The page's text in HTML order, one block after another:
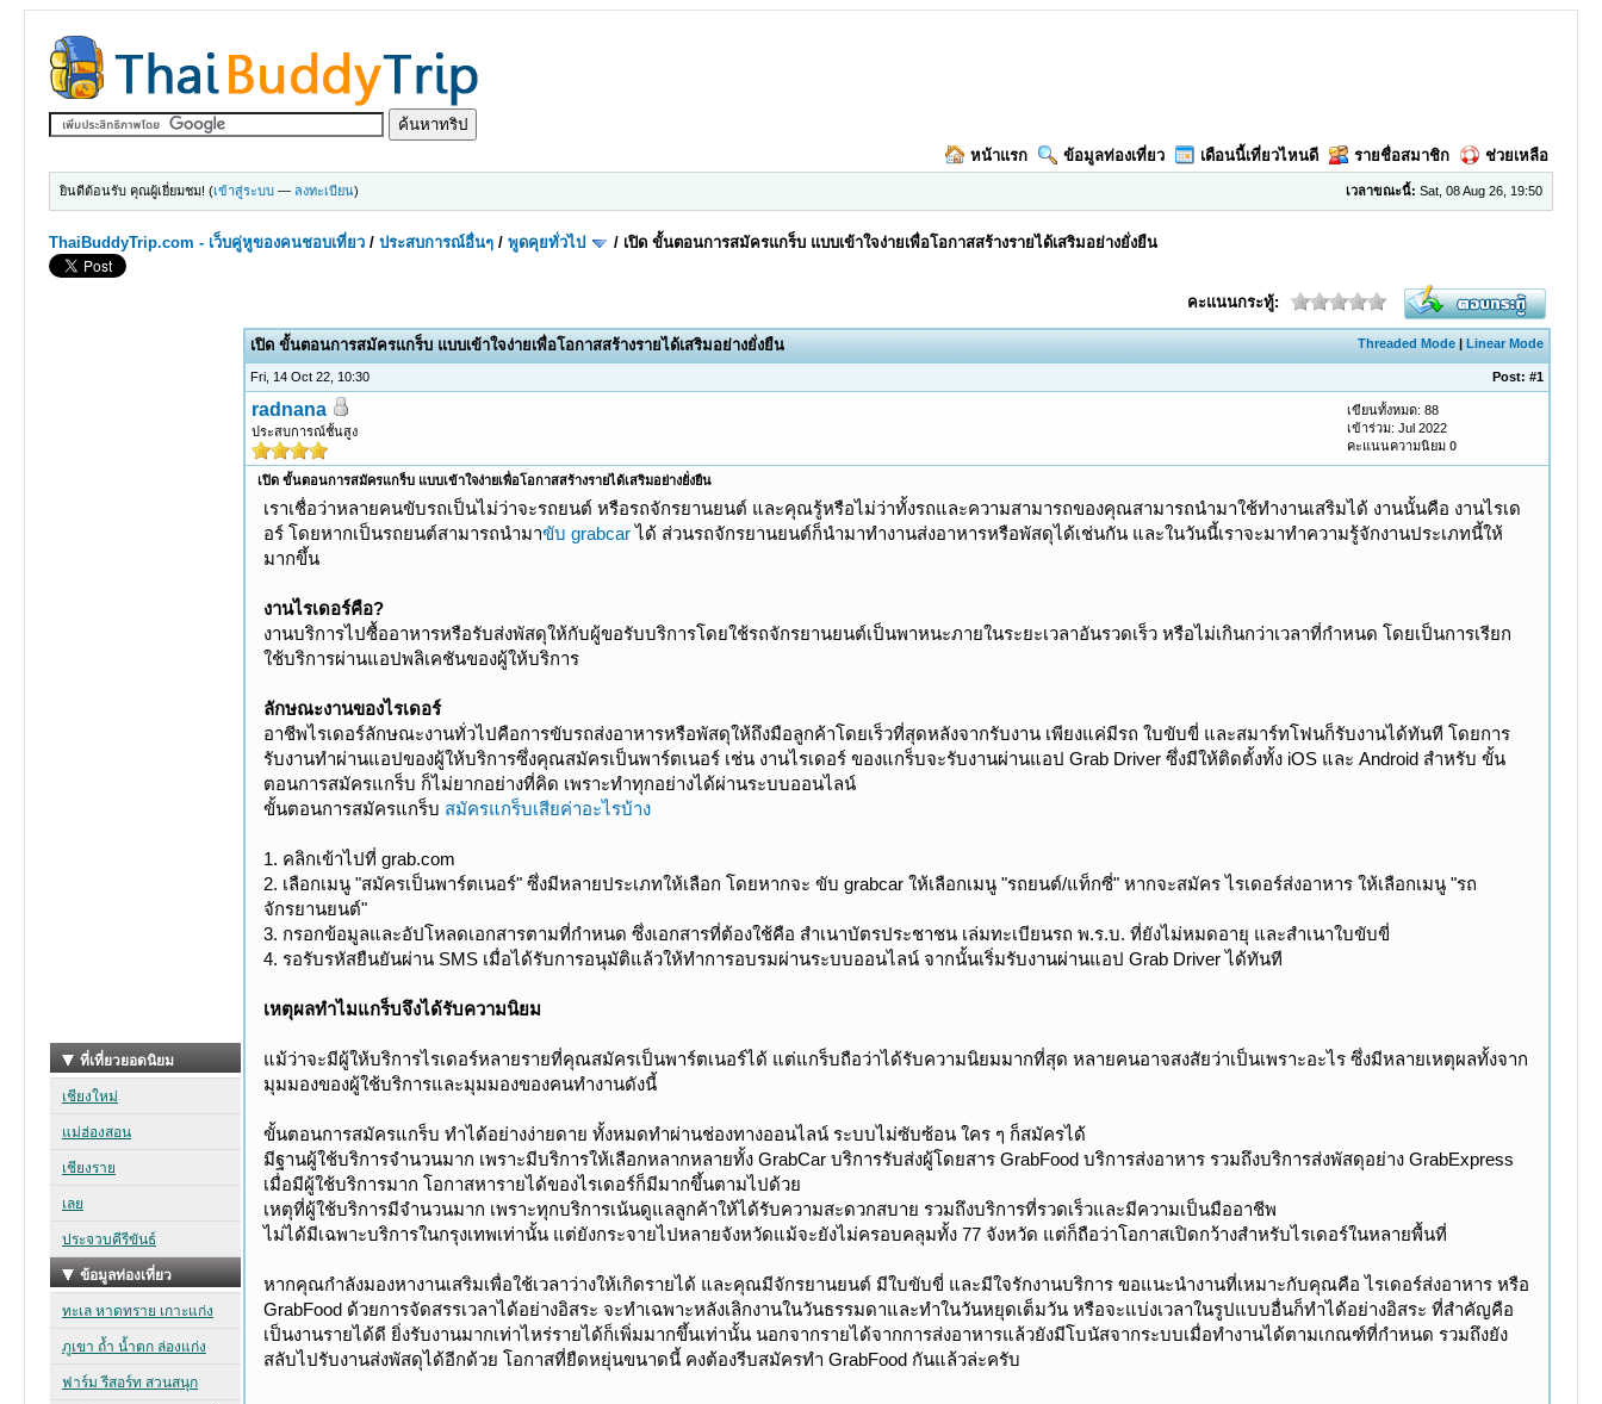
หน้าแรก ข้อมูลท่องเที่ยว เดือนนี้เที่ยวไหนดี รายชื่อสมาชิก ช่วยเหลือ
เวลาขณะนี้: Sat, 08 Aug 26, 19:50
ยินดีต้อนรับ คุณผู้เยี่ยมชม! (เข้าสู่ระบบ — ลงทะเบียน)
ThaiBuddyTrip.com - เว็บคู่หูของคนชอบเที่ยว /ประสบการณ์อื่นๆ /พูดคุยทั่วไป / เปิด ขั้นตอนการสมัครแกร็บ แบบเข้าใจง่ายเพื่อโอกาสสร้างรายได้เสริมอย่างยั่งยืน
คะแนนกระทู้:
Threaded Mode |Linear Mode
เปิด ขั้นตอนการสมัครแกร็บ แบบเข้าใจง่ายเพื่อโอกาสสร้างรายได้เสริมอย่างยั่งยืน
Fri, 14 Oct 22, 10:30 Post:#1
radnana
ประสบการณ์ชั้นสูง
เขียนทั้งหมด: 88
เข้าร่วม: Jul 2022
คะแนนความนิยม0
เปิด ขั้นตอนการสมัครแกร็บ แบบเข้าใจง่ายเพื่อโอกาสสร้างรายได้เสริมอย่างยั่งยืน
เราเชื่อว่าหลายคนขับรถเป็นไม่ว่าจะรถยนต์ หรือรถจักรยานยนต์ และคุณรู้หรือไม่ว่าทั้งรถและความสามารถของคุณสามารถนำมาใช้ทำงานเสริมได้ งานนั้นคือ งานไรเด
อร์ โดยหากเป็นรถยนต์สามารถนำมาขับ grabcarได้ ส่วนรถจักรยานยนต์ก็นำมาทำงานส่งอาหารหรือพัสดุได้เช่นกัน และในวันนี้เราจะมาทำความรู้จักงานประเภทนี้ให้
มากขึ้น
งานไรเดอร์คือ?
งานบริการไปซื้ออาหารหรือรับส่งพัสดุให้กับผู้ขอรับบริการโดยใช้รถจักรยานยนต์เป็นพาหนะภายในระยะเวลาอันรวดเร็ว หรือไม่เกินกว่าเวลาที่กำหนด โดยเป็นการเรียก
ใช้บริการผ่านแอปพลิเคชันของผู้ให้บริการ
ลักษณะงานของไรเดอร์
อาชีพไรเดอร์ลักษณะงานทั่วไปคือการขับรถส่งอาหารหรือพัสดุให้ถึงมือลูกค้าโดยเร็วที่สุดหลังจากรับงาน เพียงแค่มีรถ ใบขับขี่ และสมาร์ทโฟนก็รับงานได้ทันที โดยการ
รับงานทำผ่านแอปของผู้ให้บริการซึ่งคุณสมัครเป็นพาร์ตเนอร์ เช่น งานไรเดอร์ ของแกร็บจะรับงานผ่านแอป Grab Driver ซึ่งมีให้ติดตั้งทั้ง iOS และ Android สำหรับ ขั้น
ตอนการสมัครแกร็บ ก็ไม่ยากอย่างที่คิด เพราะทำทุกอย่างได้ผ่านระบบออนไลน์
ขั้นตอนการสมัครแกร็บ สมัครแกร็บเสียค่าอะไรบ้าง
1. คลิกเข้าไปที่ grab.com
2. เลือกเมนู "สมัครเป็นพาร์ตเนอร์" ซึ่งมีหลายประเภทให้เลือก โดยหากจะ ขับ grabcar ให้เลือกเมนู "รถยนต์/แท็กซี่" หากจะสมัคร ไรเดอร์ส่งอาหาร ให้เลือกเมนู "รถ
จักรยานยนต์"
3. กรอกข้อมูลและอัปโหลดเอกสารตามที่กำหนด ซึ่งเอกสารที่ต้องใช้คือ สำเนาบัตรประชาชน เล่มทะเบียนรถ พ.ร.บ. ที่ยังไม่หมดอายุ และสำเนาใบขับขี่
4. รอรับรหัสยืนยันผ่าน SMS เมื่อได้รับการอนุมัติแล้วให้ทำการอบรมผ่านระบบออนไลน์ จากนั้นเริ่มรับงานผ่านแอป Grab Driver ได้ทันที
เหตุผลทำไมแกร็บจึงได้รับความนิยม
แม้ว่าจะมีผู้ให้บริการไรเดอร์หลายรายที่คุณสมัครเป็นพาร์ตเนอร์ได้ แต่แกร็บถือว่าได้รับความนิยมมากที่สุด หลายคนอาจสงสัยว่าเป็นเพราะอะไร ซึ่งมีหลายเหตุผลทั้งจาก
มุมมองของผู้ใช้บริการและมุมมองของคนทำงานดังนี้
ขั้นตอนการสมัครแกร็บ ทำได้อย่างง่ายดาย ทั้งหมดทำผ่านช่องทางออนไลน์ ระบบไม่ซับซ้อน ใคร ๆ ก็สมัครได้
มีฐานผู้ใช้บริการจำนวนมาก เพราะมีบริการให้เลือกหลากหลายทั้ง GrabCar บริการรับส่งผู้โดยสาร GrabFood บริการส่งอาหาร รวมถึงบริการส่งพัสดุอย่าง GrabExpress
เมื่อมีผู้ใช้บริการมาก โอกาสหารายได้ของไรเดอร์ก็มีมากขึ้นตามไปด้วย
เหตุที่ผู้ใช้บริการมีจำนวนมาก เพราะทุกบริการเน้นดูแลลูกค้าให้ได้รับความสะดวกสบาย รวมถึงบริการที่รวดเร็วและมีความเป็นมืออาชีพ
ไม่ได้มีเฉพาะบริการในกรุงเทพเท่านั้น แต่ยังกระจายไปหลายจังหวัดแม้จะยังไม่ครอบคลุมทั้ง 77 จังหวัด แต่ก็ถือว่าโอกาสเปิดกว้างสำหรับไรเดอร์ในหลายพื้นที่
หากคุณกำลังมองหางานเสริมเพื่อใช้เวลาว่างให้เกิดรายได้ และคุณมีจักรยานยนต์ มีใบขับขี่ และมีใจรักงานบริการ ขอแนะนำงานที่เหมาะกับคุณคือ ไรเดอร์ส่งอาหาร หรือ
GrabFood ด้วยการจัดสรรเวลาได้อย่างอิสระ จะทำเฉพาะหลังเลิกงานในวันธรรมดาและทำในวันหยุดเต็มวัน หรือจะแบ่งเวลาในรูปแบบอื่นก็ทำได้อย่างอิสระ ที่สำคัญคือ
เป็นงานรายได้ดี ยิ่งรับงานมากเท่าไหร่รายได้ก็เพิ่มมากขึ้นเท่านั้น นอกจากรายได้จากการส่งอาหารแล้วยังมีโบนัสจากระบบเมื่อทำงานได้ตามเกณฑ์ที่กำหนด รวมถึงยัง
สลับไปรับงานส่งพัสดุได้อีกด้วย โอกาสที่ยืดหยุ่นขนาดนี้ คงต้องรีบสมัครทำ GrabFood กันแล้วล่ะครับ